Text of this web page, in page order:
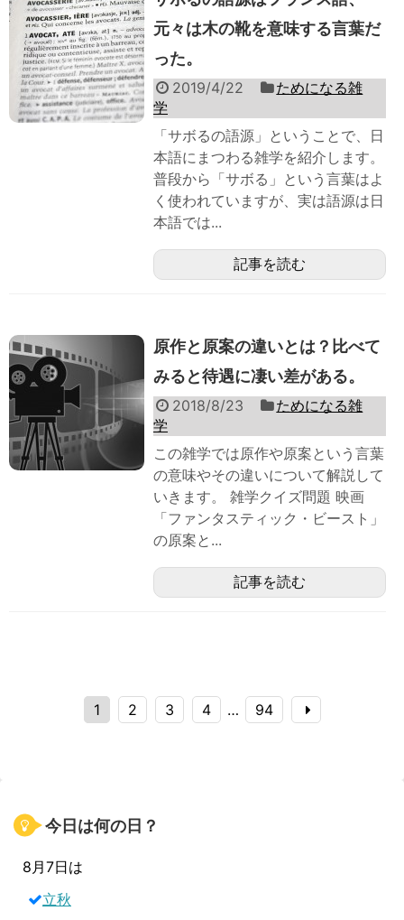
元々は木の靴を意味する言葉だ
った。
2019/4/22
ためになる雑
学
「サボるの語源」ということで、日
本語にまつわる雑学を紹介します。
普段から「サボる」という言葉はよ
く使われていますが、実は語源は日
本語では...
記事を読む
原作と原案の違いとは？比べて
みると待遇に凄い差がある。
2018/8/23
ためになる雑
学
この雑学では原作や原案という言葉
の意味やその違いについて解説して
いきます。 雑学クイズ問題 映画
「ファンタスティック・ビースト」
の原案と...
記事を読む
1 2 3 4 … 94
今日は何の日？
8月7日は
立秋